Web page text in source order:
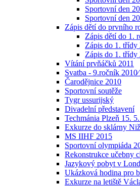
Sportovní den
Sportovní den
Zápis dětí do prvního
Zápis dětí do 1.
Zápis do 1. třídy
Zápis do 1. třídy
Vítání prvňáčků 2011
Svatba - 9.ročník
Čarodějnice 2010
Sportovní soutěže
Tygr ussurijský
Divadelní představení
Techmánia Plzeň 15.
Exkurze do sklárny
MS IIHF 2015
Sportovní olympiáda
Rekonstrukce učebny
Jazykový pobyt v
Ukázková hodina pro
Exkurze na letiště